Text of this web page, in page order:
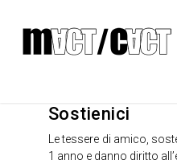
Sostienici
Le tessere di amico,
1 anno e danno diritto